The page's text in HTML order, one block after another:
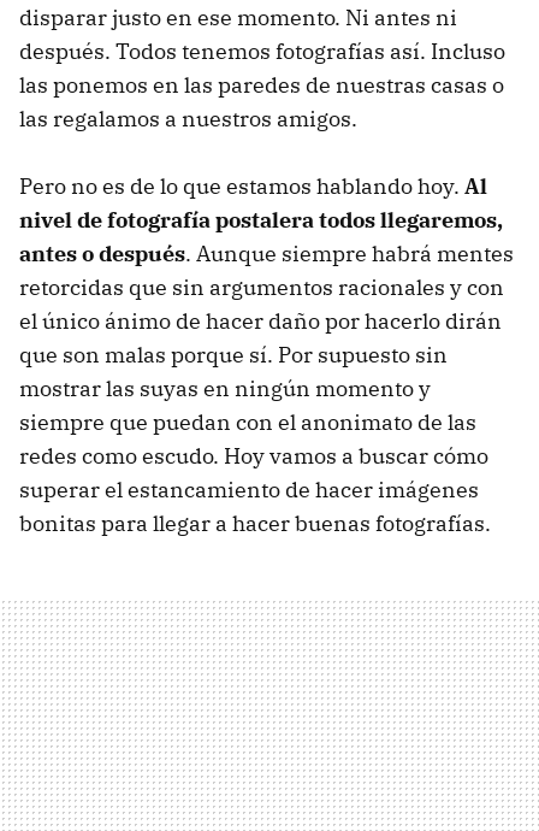
disparar justo en ese momento. Ni antes ni
después. Todos tenemos fotografías así. Incluso
las ponemos en las paredes de nuestras casas o
las regalamos a nuestros amigos.
Pero no es de lo que estamos hablando hoy. Al
nivel de fotografía postalera todos llegaremos,
antes o después. Aunque siempre habrá mentes
retorcidas que sin argumentos racionales y con
el único ánimo de hacer daño por hacerlo dirán
que son malas porque sí. Por supuesto sin
mostrar las suyas en ningún momento y
siempre que puedan con el anonimato de las
redes como escudo. Hoy vamos a buscar cómo
superar el estancamiento de hacer imágenes
bonitas para llegar a hacer buenas fotografías.